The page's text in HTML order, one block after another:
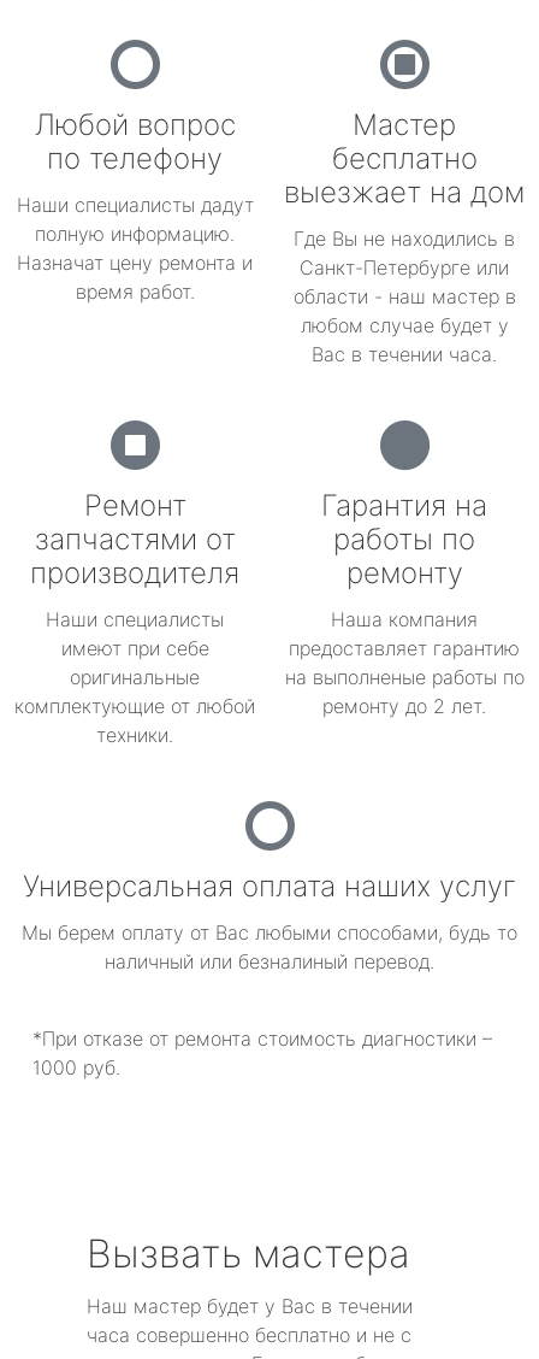
Любой вопрос
по телефону
Наши специалисты дадут
полную информацию.
Назначат цену ремонта и
время работ.
Мастер
бесплатно
выезжает на дом
Где Вы не находились в
Санкт-Петербурге или
области - наш мастер в
любом случае будет у
Вас в течении часа.
Ремонт
запчастями от
производителя
Наши специалисты
имеют при себе
оригинальные
комплектующие от любой
техники.
Гарантия на
работы по
ремонту
Наша компания
предоставляет гарантию
на выполненые работы по
ремонту до 2 лет.
Универсальная оплата наших услуг
Мы берем оплату от Вас любыми способами, будь то
наличный или безналиный перевод.
*При отказе от ремонта стоимость диагностики –
1000 руб.
Вызвать мастера
Наш мастер будет у Вас в течении
часа совершенно бесплатно и не с